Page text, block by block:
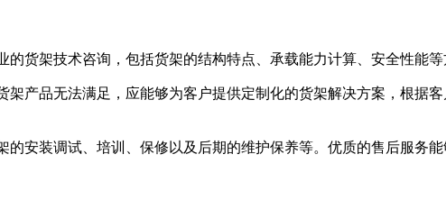
货架技术咨询，包括货架的结构特点、承载能力计算、安全性能等
架产品无法满足，应能够为客户提供定制化的货架解决方案，根据
的安装调试、培训、保修以及后期的维护保养等。优质的售后服务